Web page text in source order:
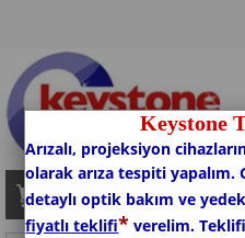
Sepetim
Keystone
Arızalı, projeksiyon
olarak arıza tespiti yapalım.
detaylı optik bakım ve
fiyatlı teklifi* verelim.